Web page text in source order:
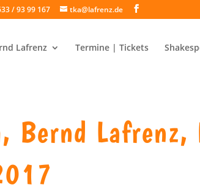
/ 93 99 167 tka@lafrenz.de
Lafrenz Termine | Tickets
Bernd Lafrenz,